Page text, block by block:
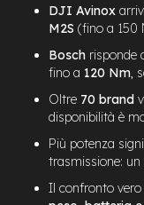
DJI Avinox
M2S (fino a 150
Bosch risponde
fino a 120 Nm,
Oltre 70 brand
disponibilità è
Più potenza
trasmissione:
Il confronto